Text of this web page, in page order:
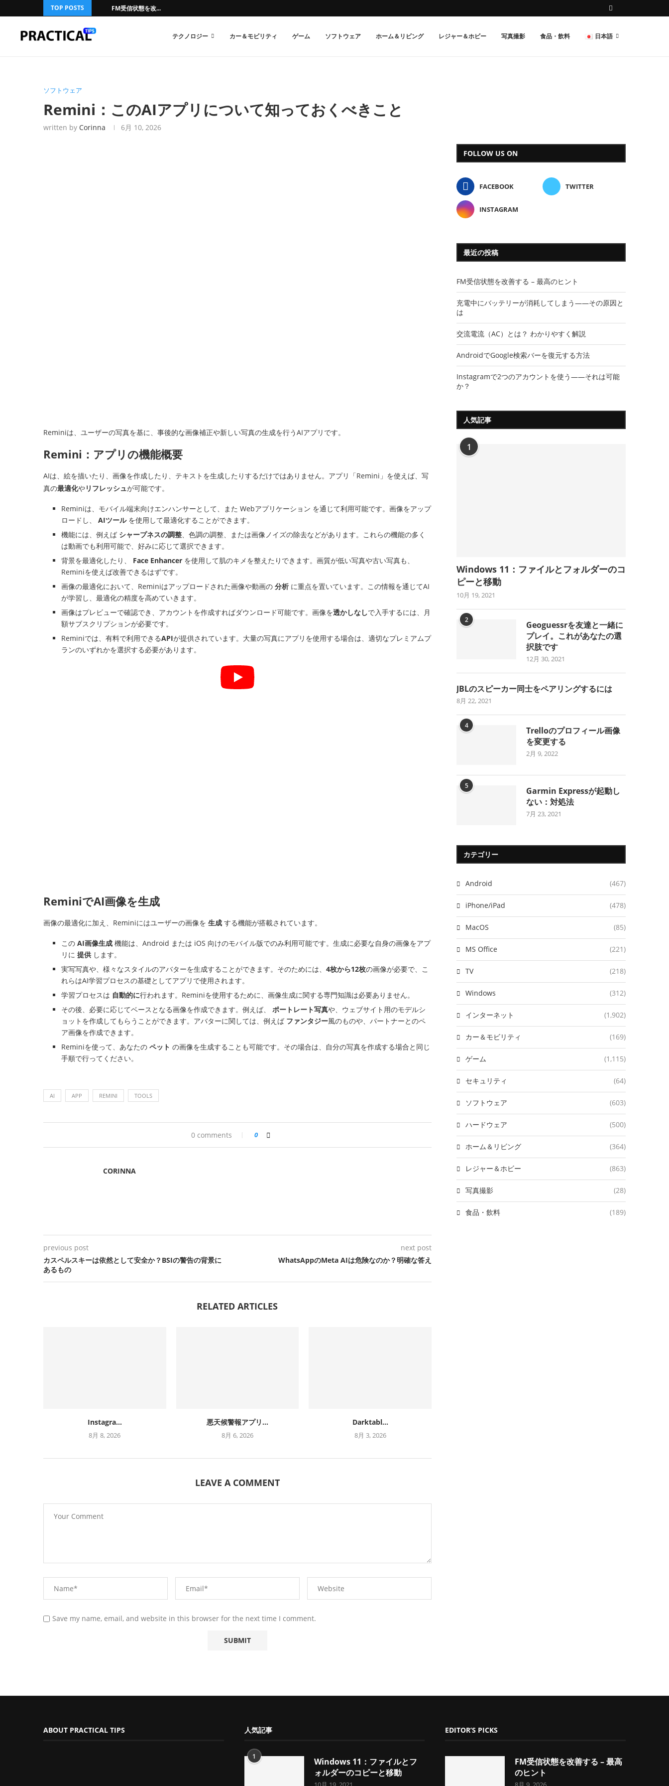
TOP POSTS FM受信状態を改...
テクノロジー カー＆モビリティ ゲーム ソフトウェア ホーム＆リビング レジャー＆ホビー 写真撮影 食品・飲料 日本語
ソフトウェア
Remini：このAIアプリについて知っておくべきこと
written by Corinna 6月 10, 2026
Reminiは、ユーザーの写真を基に、事後的な画像補正や新しい写真の生成を行うAIアプリです。
Remini：アプリの機能概要
AIは、絵を描いたり、画像を作成したり、テキストを生成したりするだけではありません。アプリ「Remini」を使えば、写
真の最適化やリフレッシュが可能です。
Reminiは、モバイル端末向けエンハンサーとして、また Webアプリケーション を通じて利用可能です。画像をアップ
ロードし、 AIツールを使用して最適化することができます。
機能には、例えば シャープネスの調整、色調の調整、または画像ノイズの除去などがあります。これらの機能の多く
は動画でも利用可能で、好みに応じて選択できます。
背景を最適化したり、 Face Enhancer を使用して肌のキメを整えたりできます。画質が低い写真や古い写真も、
Reminiを使えば改善できるはずです。
画像の最適化において、Reminiはアップロードされた画像や動画の 分析 に重点を置いています。この情報を通じてAI
が学習し、最適化の精度を高めていきます。
画像はプレビューで確認でき、アカウントを作成すればダウンロード可能です。画像を透かしなしで入手するには、月
額サブスクリプションが必要です。
Reminiでは、有料で利用できるAPIが提供されています。大量の写真にアプリを使用する場合は、適切なプレミアムプ
ランのいずれかを選択する必要があります。
ReminiでAI画像を生成
画像の最適化に加え、Reminiにはユーザーの画像を 生成 する機能が搭載されています。
この AI画像生成 機能は、Android または iOS 向けのモバイル版でのみ利用可能です。生成に必要な自身の画像をアプ
リに 提供 します。
実写写真や、様々なスタイルのアバターを生成することができます。そのためには、 4枚から12枚の画像が必要で、こ
れらはAI学習プロセスの基礎としてアプリで使用されます。
学習プロセスは 自動的に行われます。Reminiを使用するために、画像生成に関する専門知識は必要ありません。
その後、必要に応じてベースとなる画像を作成できます。例えば、 ポートレート写真や、ウェブサイト用のモデルシ
ョットを作成してもらうことができます。アバターに関しては、例えば ファンタジー風のものや、パートナーとのペ
ア画像を作成できます。
Reminiを使って、あなたの ペット の画像を生成することも可能です。その場合は、自分の写真を作成する場合と同じ
手順で行ってください。
AI APP REMINI TOOLS
0 comments 0
CORINNA
previous post
カスペルスキーは依然として安全か？BSIの警告の背景に
あるもの
next post
WhatsAppのMeta AIは危険なのか？明確な答え
RELATED ARTICLES
Instagra...
8月 8, 2026
悪天候警報アプリ...
8月 6, 2026
Darktabl...
8月 3, 2026
LEAVE A COMMENT
Save my name, email, and website in this browser for the next time I comment.
FOLLOW US ON
FACEBOOK TWITTER
INSTAGRAM
最近の投稿
FM受信状態を改善する – 最高のヒント
充電中にバッテリーが消耗してしまう――その原因と
は
交流電流（AC）とは？ わかりやすく解説
AndroidでGoogle検索バーを復元する方法
Instagramで2つのアカウントを使う――それは可能
か？
人気記事
1
Windows 11：ファイルとフォルダーのコ
ピーと移動
10月 19, 2021
2
Geoguessrを友達と一緒に
プレイ。これがあなたの選
択肢です
12月 30, 2021
JBLのスピーカー同士をペアリングするには
8月 22, 2021
4
Trelloのプロフィール画像
を変更する
2月 9, 2022
5
Garmin Expressが起動し
ない：対処法
7月 23, 2021
カテゴリー
Android (467)
iPhone/iPad (478)
MacOS (85)
MS Office (221)
TV (218)
Windows (312)
インターネット (1,902)
カー＆モビリティ (169)
ゲーム (1,115)
セキュリティ (64)
ソフトウェア (603)
ハードウェア (500)
ホーム＆リビング (364)
レジャー＆ホビー (863)
写真撮影 (28)
食品・飲料 (189)
ABOUT PRACTICAL TIPS 人気記事
1
Windows 11：ファイルとフ
ォルダーのコピーと移動
EDITOR’S PICKS
FM受信状態を改善する – 最高
のヒント